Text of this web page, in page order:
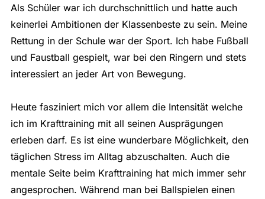
Als Schüler war ich durchschnittlich und hatte auch
keinerlei Ambitionen der Klassenbeste zu sein. Meine
Rettung in der Schule war der Sport. Ich habe Fußball
und Faustball gespielt, war bei den Ringern und stets
interessiert an jeder Art von Bewegung.
Heute fasziniert mich vor allem die Intensität welche
ich im Krafttraining mit all seinen Ausprägungen
erleben darf. Es ist eine wunderbare Möglichkeit, den
täglichen Stress im Alltag abzuschalten. Auch die
mentale Seite beim Krafttraining hat mich immer sehr
angesprochen. Während man bei Ballspielen einen